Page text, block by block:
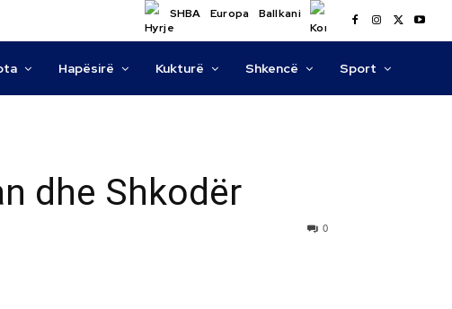
SHBA Europa Ballkani
Hapësirë Kukturë Shkencë Sport
dhe Shkodër
0